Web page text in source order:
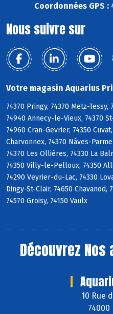
Coordonnées GPS :
Nous suivre sur
Votre magasin Aquarius
74370 Pringy, 74370 Metz-Tessy,
74940 Annecy-le-Vieux, 74370
74960 Cran-Gevrier, 74350
Charvonnex, 74370 Nâves-
74370 Les Ollières, 74330 La
74350 Villy-le-Pelloux, 74350
74290 Veyrier-du-Lac, 74330
Dingy-St-Clair, 74650 Chavanod,
74570 Groisy, 74150 Vaulx
Découvrez Nos
10 Rue